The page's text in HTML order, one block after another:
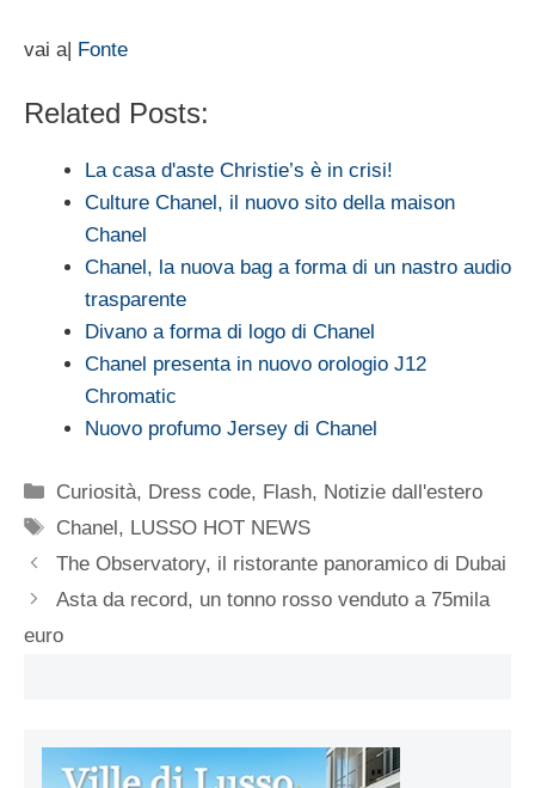
vai a| Fonte
Related Posts:
La casa d'aste Christie’s è in crisi!
Culture Chanel, il nuovo sito della maison
Chanel
Chanel, la nuova bag a forma di un nastro audio
trasparente
Divano a forma di logo di Chanel
Chanel presenta in nuovo orologio J12
Chromatic
Nuovo profumo Jersey di Chanel
Categorie
Curiosità, Dress code, Flash, Notizie dall'estero
Tag
Chanel , LUSSO HOT NEWS
The Observatory, il ristorante panoramico di Dubai
Asta da record, un tonno rosso venduto a 75mila
euro